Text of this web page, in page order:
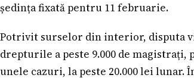
ședința fixată pentru 11 februarie.
Potrivit surselor din interior, disputa
drepturile a peste 9.000 de
unele cazuri, la peste 20.000 lei